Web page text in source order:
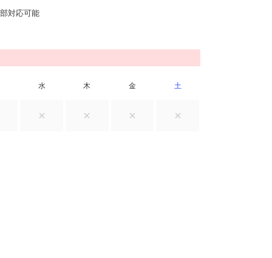
対応可能
水 木 金 土